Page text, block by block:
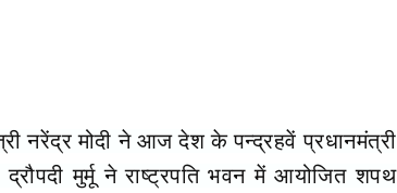
नरेंद्र मोदी ने आज देश के पन्द्रहवें प्रधानमंत्री
मुर्मू ने राष्ट्रपति भवन में आयोजित शपथ